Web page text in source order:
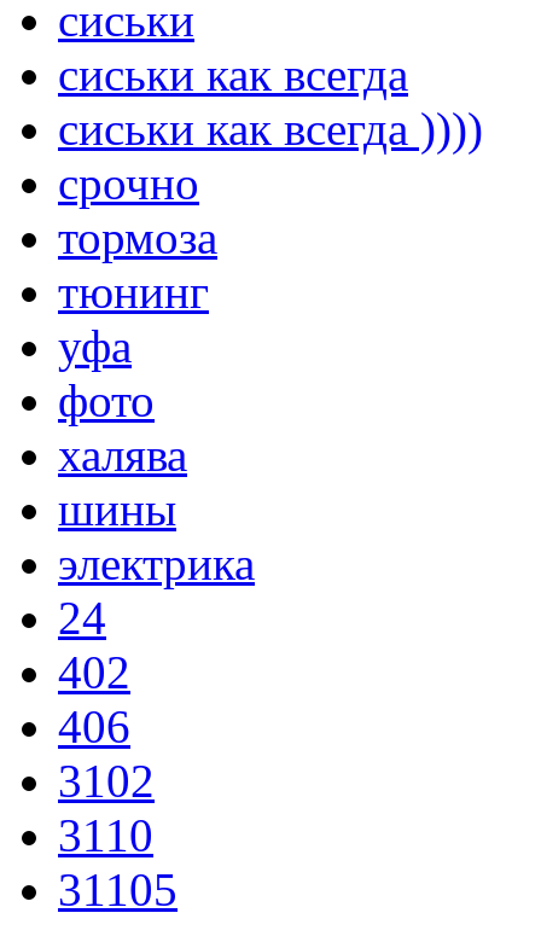
сиськи
сиськи как всегда
сиськи как всегда ))))
срочно
тормоза
тюнинг
уфа
фото
халява
шины
электрика
24
402
406
3102
3110
31105